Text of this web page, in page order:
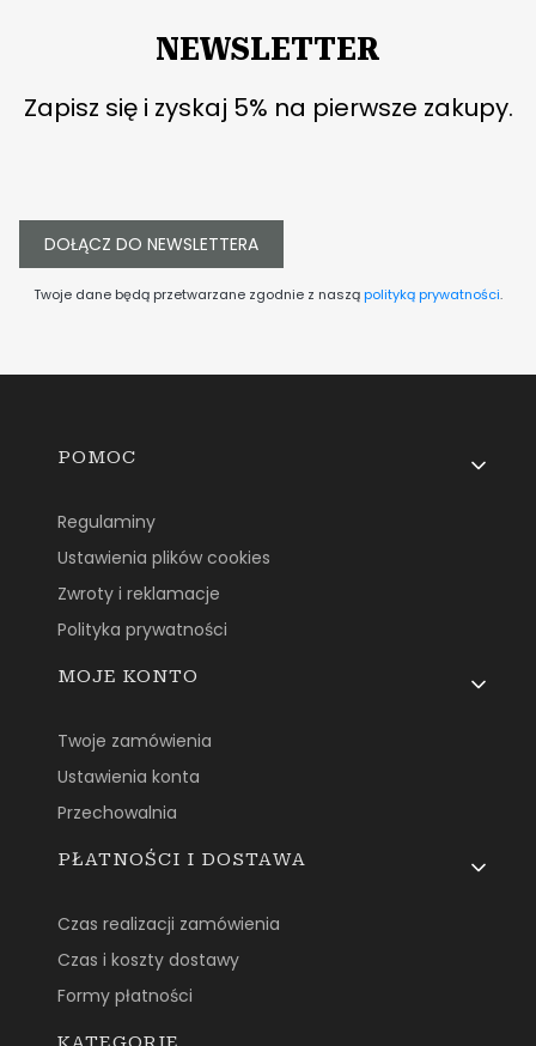
NEWSLETTER
Zapisz się i zyskaj 5% na pierwsze zakupy.
DOŁĄCZ DO NEWSLETTERA
Twoje dane będą przetwarzane zgodnie z nasząpolityką prywatności.
Linki w stopce
POMOC
Regulaminy
Ustawienia plików cookies
Zwroty i reklamacje
Polityka prywatności
MOJE KONTO
Twoje zamówienia
Ustawienia konta
Przechowalnia
PŁATNOŚCI I DOSTAWA
Czas realizacji zamówienia
Czas i koszty dostawy
Formy płatności